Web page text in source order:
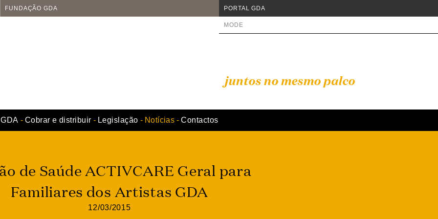
FUNDAÇÃO GDA PORTAL GDA
juntos no mesmo palco
MODE
GDA Cobrar e distribuir Legislação Notícias Contactos
de Saúde ACTIVCARE Geral para
Familiares dos Artistas GDA
12/03/2015